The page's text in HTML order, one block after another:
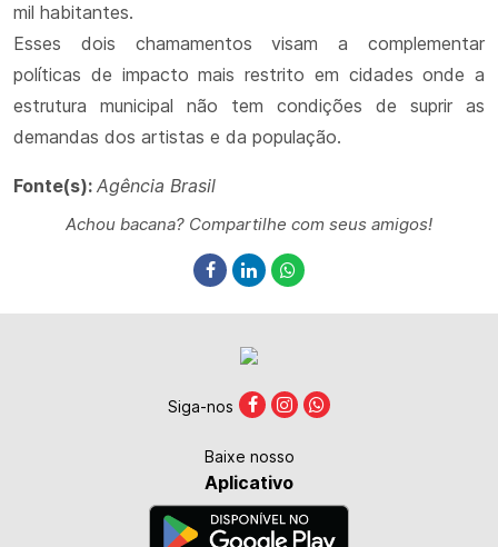
mil habitantes.
Esses dois chamamentos visam a complementar
políticas de impacto mais restrito em cidades onde a
estrutura municipal não tem condições de suprir as
demandas dos artistas e da população.
Fonte(s): Agência Brasil
Achou bacana? Compartilhe com seus amigos!
Siga-nos
Baixe nosso
Aplicativo